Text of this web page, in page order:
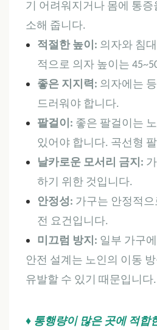
기 어려워지거나 몸에 통
소해 줍니다.
적절한 높이: 의자와 침
적으로 의자 높이는
좋은 지지력: 의자에는
드러워야 합니다.
팔걸이: 좋은 팔걸이는
있어야 합니다. 곡선형
날카로운 모서리 금지:
하기 위한 것입니다.
안정성: 가구는 안정적
전 요건입니다.
미끄럼 방지: 일부 가구
안전 설계는 노인의 이동
유발할 수 있기 때문입니
♦ 통행량이 많은 곳에 적합